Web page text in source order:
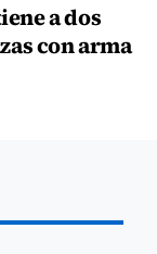
a dos
con arma